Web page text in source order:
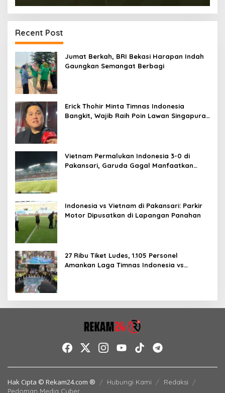
Recent Post
Jumat Berkah, BRI Bekasi Harapan Indah
Gaungkan Semangat Berbagi
Erick Thohir Minta Timnas Indonesia
Bangkit, Wajib Raih Poin Lawan Singapura
Vietnam Permalukan Indonesia 3-0 di
Pakansari, Garuda Gagal Manfaatkan
Indonesia vs Vietnam di Pakansari: Parkir
Motor Dipusatkan di Lapangan Panahan
27 Ribu Tiket Ludes, 1.105 Personel
Amankan Laga Timnas Indonesia vs
Hak Cipta © Rekam24.com ® Hubungi Kami
Redaksi
Pedoman Media Cyber